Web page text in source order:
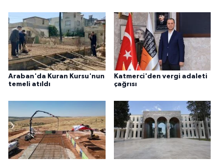
Araban'da Kuran Kursu'nun
temeli atıldı
Katmerci'den vergi adaleti
çağrısı